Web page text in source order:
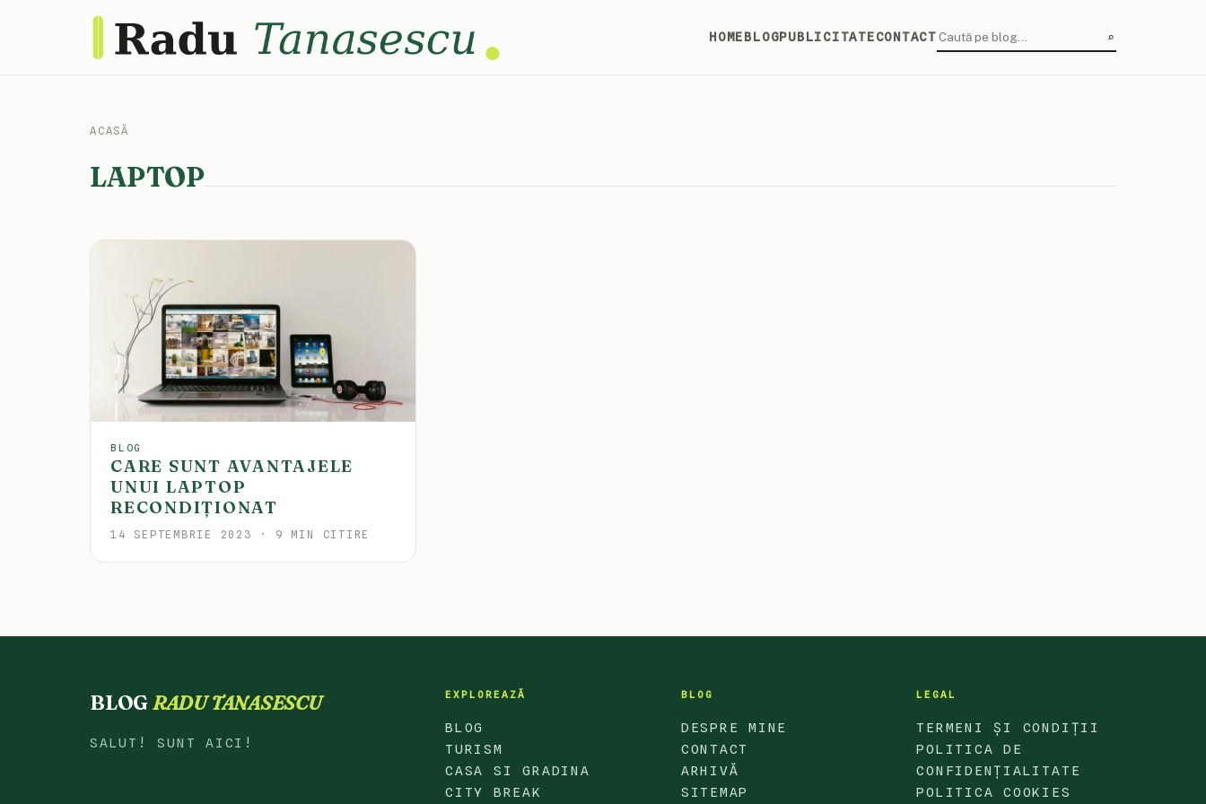
HOMEBLOGPUBLICITATECONTACT
CAUTĂ
⌕
ACASĂ
LAPTOP
BLOG
CARE SUNT AVANTAJELE
UNUI LAPTOP
RECONDIȚIONAT
14 SEPTEMBRIE 2023 · 9 MIN CITIRE
BLOGRADU TANASESCU
SALUT! SUNT AICI!
EXPLOREAZĂ
BLOG
TURISM
CASA SI GRADINA
CITY BREAK
BLOG
DESPRE MINE
CONTACT
ARHIVĂ
SITEMAP
LEGAL
TERMENI ȘI CONDIȚII
POLITICA DE
CONFIDENȚIALITATE
POLITICA COOKIES